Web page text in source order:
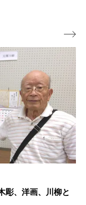
彫、洋画、川柳と
